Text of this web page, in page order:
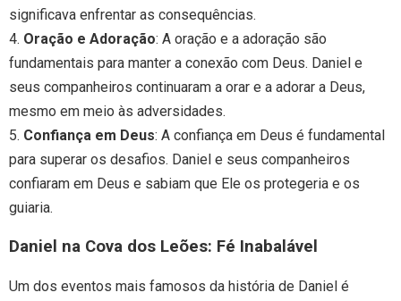
significava enfrentar as consequências.
4. Oração e Adoração: A oração e a adoração são
fundamentais para manter a conexão com Deus. Daniel e
seus companheiros continuaram a orar e a adorar a Deus,
mesmo em meio às adversidades.
5. Confiança em Deus: A confiança em Deus é fundamental
para superar os desafios. Daniel e seus companheiros
confiaram em Deus e sabiam que Ele os protegeria e os
guiaria.
Daniel na Cova dos Leões: Fé Inabalável
Um dos eventos mais famosos da história de Daniel é